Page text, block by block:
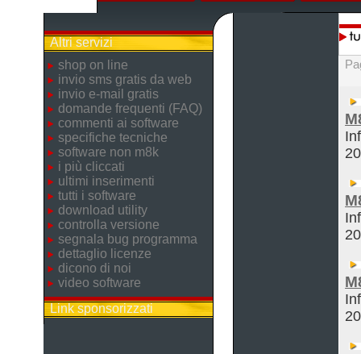
Altri servizi
shop on line
invio sms gratis da web
invio e-mail gratis
domande frequenti (FAQ)
commenti ai software
specifiche tecniche
software non m8k
i più cliccati
ultimi inserimenti
tutti i software
download utility
controlla versione
segnala bug programma
dettaglio licenze
dicono di noi
video software
Link sponsorizzati